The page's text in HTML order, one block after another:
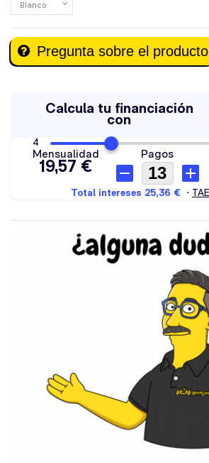
Pregunta sobre el producto